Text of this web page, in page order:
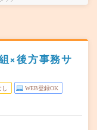
×後方事務サ
WEB登録OK